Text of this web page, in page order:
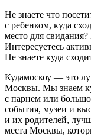
Не знаете что
с ребенком, куда
место для
Интересуетесь
Не знаете куда
Кудамоскоу — это
Москвы. Мы знаем
с парнем или
события, музеи и
и их родителей,
места Москвы,